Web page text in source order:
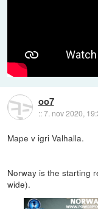
oo7
::7. nov 2020,
Mape v igri Valhalla.
Norway is the starting
wide).